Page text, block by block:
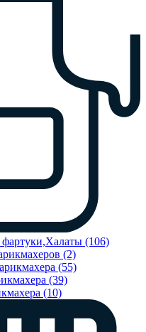
(106)
(2)
(55)
(39)
(10)